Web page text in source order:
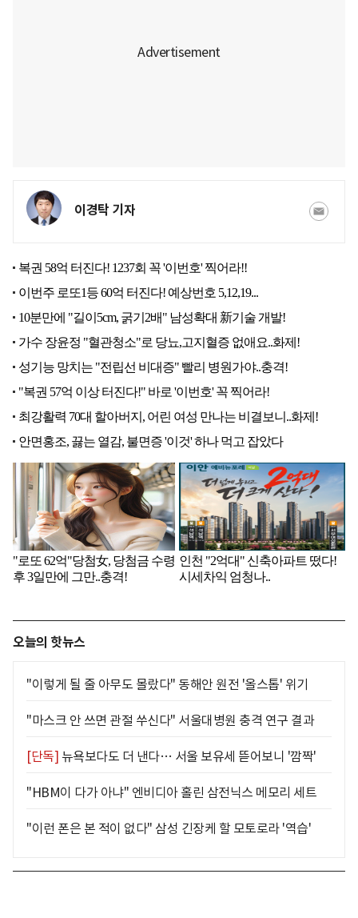
이경탁 기자
오늘의 핫뉴스
"이렇게 될 줄 아무도 몰랐다" 동해안 원전 '올스톱' 위기
"마스크 안 쓰면 관절 쑤신다" 서울대병원 충격 연구 결과
[단독] 뉴욕보다도 더 낸다… 서울 보유세 뜯어보니 '깜짝'
"HBM이 다가 아냐" 엔비디아 홀린 삼전닉스 메모리 세트
"이런 폰은 본 적이 없다" 삼성 긴장케 할 모토로라 '역습'